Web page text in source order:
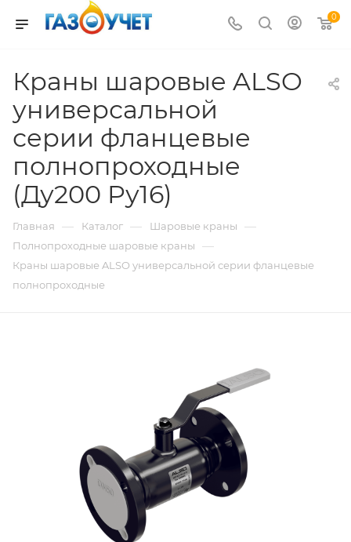
0
Краны шаровые ALSO
универсальной
серии фланцевые
полнопроходные
(Ду200 Pу16)
Главная — Каталог — Шаровые краны —
Полнопроходные шаровые краны —
Краны шаровые ALSO универсальной серии фланцевые
полнопроходные